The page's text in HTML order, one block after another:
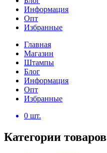
Информация
Опт
Избранные
Главная
Магазин
Штампы
Блог
Информация
Опт
Избранные
0 шт.
Категории товаров